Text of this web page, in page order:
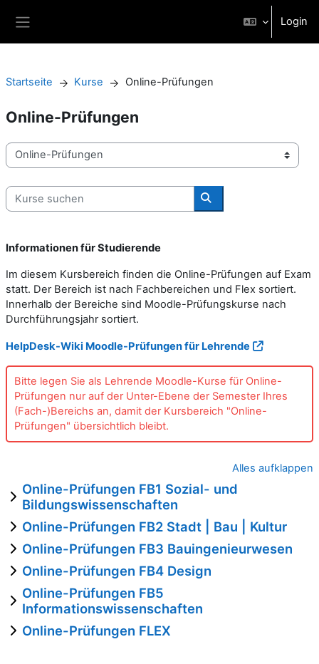
Login
Startseite Kurse Online-Prüfungen
Online-Prüfungen
Kursbereiche
Kurse suchen
Kurse suchen
Informationen für Studierende
Im diesem Kursbereich finden die Online-Prüfungen auf Exam
statt. Der Bereich ist nach Fachbereichen und Flex sortiert.
Innerhalb der Bereiche sind Moodle-Prüfungskurse nach
Durchführungsjahr sortiert.
HelpDesk-Wiki Moodle-Prüfungen für Lehrende
Bitte legen Sie als Lehrende Moodle-Kurse für Online-
Prüfungen nur auf der Unter-Ebene der Semester Ihres
(Fach-)Bereichs an, damit der Kursbereich "Online-
Prüfungen" übersichtlich bleibt.
Alles aufklappen
Online-Prüfungen FB1 Sozial- und
Bildungswissenschaften
Online-Prüfungen FB2 Stadt | Bau | Kultur
Online-Prüfungen FB3 Bauingenieurwesen
Online-Prüfungen FB4 Design
Online-Prüfungen FB5
Informationswissenschaften
Online-Prüfungen FLEX